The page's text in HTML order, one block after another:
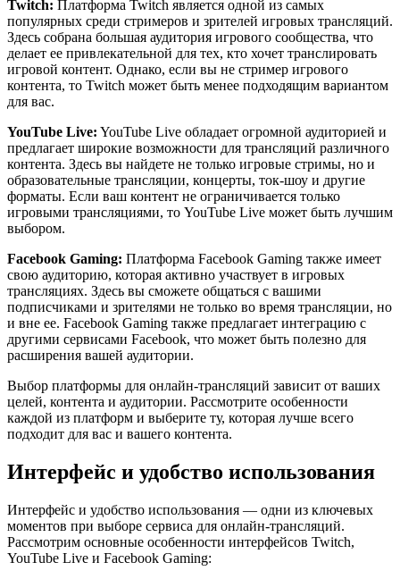
Twitch: Платформа Twitch является одной из самых
популярных среди стримеров и зрителей игровых трансляций.
Здесь собрана большая аудитория игрового сообщества, что
делает ее привлекательной для тех, кто хочет транслировать
игровой контент. Однако, если вы не стример игрового
контента, то Twitch может быть менее подходящим вариантом
для вас.
YouTube Live: YouTube Live обладает огромной аудиторией и
предлагает широкие возможности для трансляций различного
контента. Здесь вы найдете не только игровые стримы, но и
образовательные трансляции, концерты, ток-шоу и другие
форматы. Если ваш контент не ограничивается только
игровыми трансляциями, то YouTube Live может быть лучшим
выбором.
Facebook Gaming: Платформа Facebook Gaming также имеет
свою аудиторию, которая активно участвует в игровых
трансляциях. Здесь вы сможете общаться с вашими
подписчиками и зрителями не только во время трансляции, но
и вне ее. Facebook Gaming также предлагает интеграцию с
другими сервисами Facebook, что может быть полезно для
расширения вашей аудитории.
Выбор платформы для онлайн-трансляций зависит от ваших
целей, контента и аудитории. Рассмотрите особенности
каждой из платформ и выберите ту, которая лучше всего
подходит для вас и вашего контента.
Интерфейс и удобство использования
Интерфейс и удобство использования — одни из ключевых
моментов при выборе сервиса для онлайн-трансляций.
Рассмотрим основные особенности интерфейсов Twitch,
YouTube Live и Facebook Gaming: